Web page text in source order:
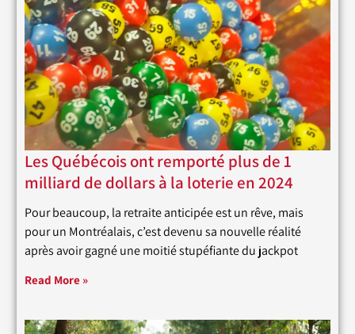
Les Québécois ont remporté plus de 1
milliard de dollars à la loterie en 2024
Pour beaucoup, la retraite anticipée est un rêve, mais
pour un Montréalais, c’est devenu sa nouvelle réalité
après avoir gagné une moitié stupéfiante du jackpot
Read More »